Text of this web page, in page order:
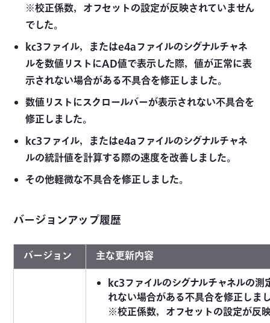
※校正係数，オフセットの設定が反映されていません
でした。
kc3ファイル，またはe4aファイルのシグナルチャネ
ルを数値リストにAD値で表示した際，値が正常に表
示されない場合がある不具合を修正しました。
数値リストにスクロールバーが表示されない不具合を
修正しました。
kc3ファイル，またはe4aファイルのシグナルチャネ
ルの統計値を計算する際の速度を改善しました。
その他軽微な不具合を修正しました。
バージョンアップ履歴
バージョン 主な更新内容
kc3ファイルのシグナルチャネルの
れない場合がある不具合を修正しま
※校正係数，オフセットの設定が反